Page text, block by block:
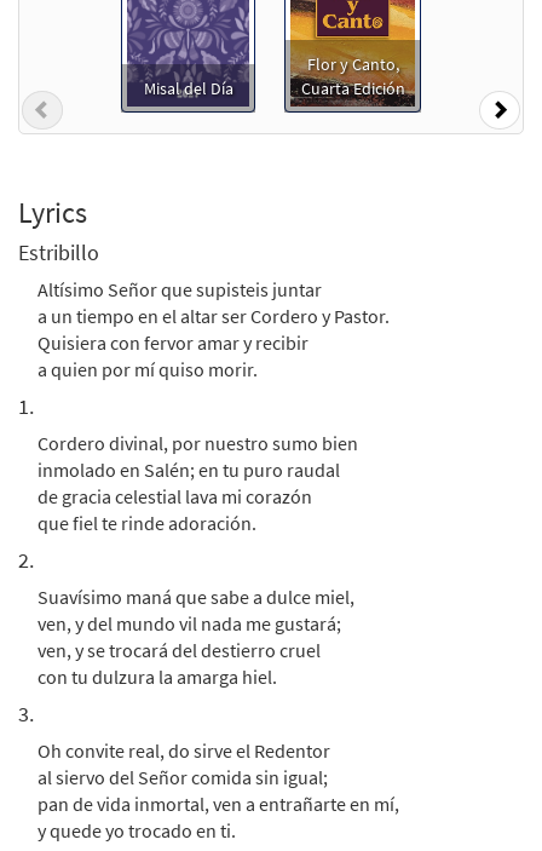
Add to cart
Altísimo Señor [Keyboard Accompaniment
- Downloadable]
from Spanish Missal Accompaniment
Preview
$3.15
Altísimo Señor [Guitar Accompaniment -
Downloadable]
from Spanish Missal Accompaniment
$2.75 30104519 DIGITAL
Add to cart
Downloadable]
$2.15 30153118 DIGITAL
Add to cart
Altisimo Señor [PDF Chords Over Text -
Downloadable]
from Flor y Canto tercera edición
$2.15 30112438 DIGITAL
Misal del Día
Flor y Canto,
Cuarta Edición
Previous
Lyrics
Estribillo
Altísimo Señor que supisteis juntar
a un tiempo en el altar ser Cordero y Pastor.
Quisiera con fervor amar y recibir
a quien por mí quiso morir.
1.
Cordero divinal, por nuestro sumo bien
inmolado en Salén; en tu puro raudal
de gracia celestial lava mi corazón
que fiel te rinde adoración.
2.
Suavísimo maná que sabe a dulce miel,
ven, y del mundo vil nada me gustará;
ven, y se trocará del destierro cruel
con tu dulzura la amarga hiel.
3.
Oh convite real, do sirve el Redentor
al siervo del Señor comida sin igual;
pan de vida inmortal, ven a entrañarte en mí,
y quede yo trocado en ti.